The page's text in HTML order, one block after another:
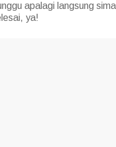
apalagi langsung
ya!